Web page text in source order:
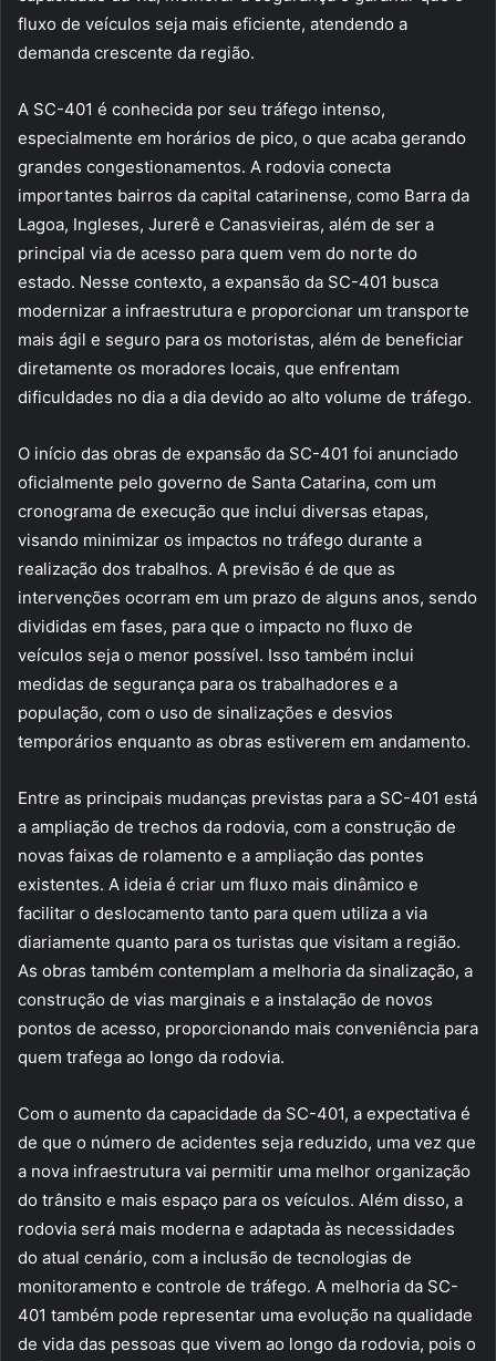
fluxo de veículos seja mais eficiente, atendendo a
demanda crescente da região.
A SC-401 é conhecida por seu tráfego intenso,
especialmente em horários de pico, o que acaba gerando
grandes congestionamentos. A rodovia conecta
importantes bairros da capital catarinense, como Barra da
Lagoa, Ingleses, Jurerê e Canasvieiras, além de ser a
principal via de acesso para quem vem do norte do
estado. Nesse contexto, a expansão da SC-401 busca
modernizar a infraestrutura e proporcionar um transporte
mais ágil e seguro para os motoristas, além de beneficiar
diretamente os moradores locais, que enfrentam
dificuldades no dia a dia devido ao alto volume de tráfego.
O início das obras de expansão da SC-401 foi anunciado
oficialmente pelo governo de Santa Catarina, com um
cronograma de execução que inclui diversas etapas,
visando minimizar os impactos no tráfego durante a
realização dos trabalhos. A previsão é de que as
intervenções ocorram em um prazo de alguns anos, sendo
divididas em fases, para que o impacto no fluxo de
veículos seja o menor possível. Isso também inclui
medidas de segurança para os trabalhadores e a
população, com o uso de sinalizações e desvios
temporários enquanto as obras estiverem em andamento.
Entre as principais mudanças previstas para a SC-401 está
a ampliação de trechos da rodovia, com a construção de
novas faixas de rolamento e a ampliação das pontes
existentes. A ideia é criar um fluxo mais dinâmico e
facilitar o deslocamento tanto para quem utiliza a via
diariamente quanto para os turistas que visitam a região.
As obras também contemplam a melhoria da sinalização, a
construção de vias marginais e a instalação de novos
pontos de acesso, proporcionando mais conveniência para
quem trafega ao longo da rodovia.
Com o aumento da capacidade da SC-401, a expectativa é
de que o número de acidentes seja reduzido, uma vez que
a nova infraestrutura vai permitir uma melhor organização
do trânsito e mais espaço para os veículos. Além disso, a
rodovia será mais moderna e adaptada às necessidades
do atual cenário, com a inclusão de tecnologias de
monitoramento e controle de tráfego. A melhoria da SC-
401 também pode representar uma evolução na qualidade
de vida das pessoas que vivem ao longo da rodovia, pois o